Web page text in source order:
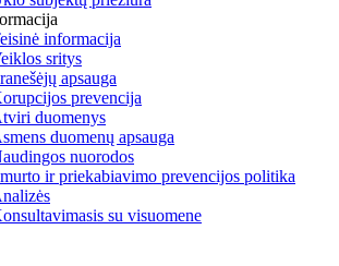
informacija
sritys
apsauga
prevencija
duomenys
duomenų apsauga
nuorodos
ir priekabiavimo prevencijos politika
su visuomene